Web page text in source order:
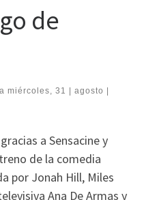
de
miércoles, 31 | agosto |
a Sensacine y
de la comedia
por Jonah Hill, Miles
Ana De Armas y